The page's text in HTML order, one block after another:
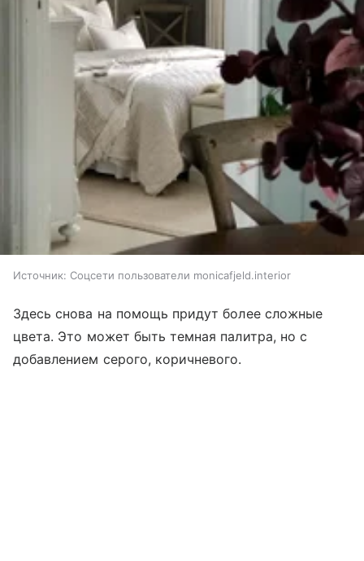
Источник: Соцсети пользователи monicafjeld.interior
Здесь снова на помощь придут более сложные
цвета. Это может быть темная палитра, но с
добавлением серого, коричневого.